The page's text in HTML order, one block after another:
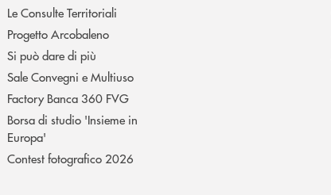
Le Consulte Territoriali
Progetto Arcobaleno
Si può dare di più
Sale Convegni e Multiuso
Factory Banca 360 FVG
Borsa di studio 'Insieme in
Europa'
Contest fotografico 2026